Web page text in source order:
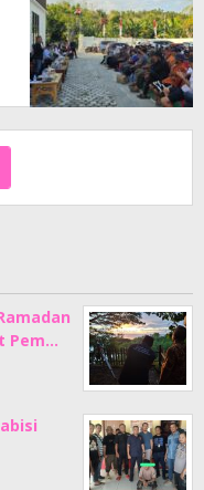
Pem…